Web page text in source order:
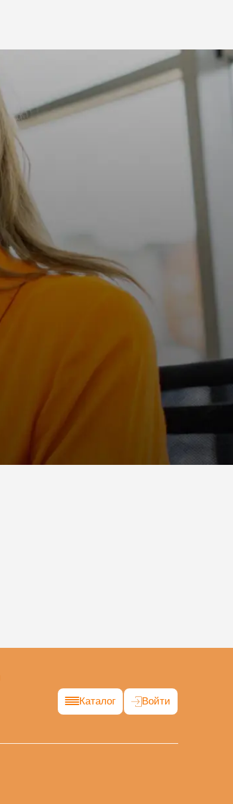
Каталог Войти